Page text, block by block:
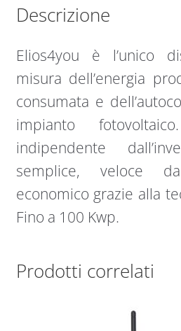
Descrizione
Elios4you è l’unico
misura dell’energia
consumata e
impianto
indipendente
semplice, veloce
economico grazie alla
Fino a 100 Kwp.
Prodotti correlati